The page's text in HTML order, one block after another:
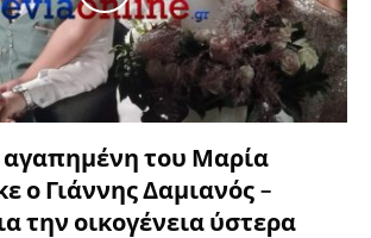
αγαπημένη του Μαρία
ο Γιάννης Δαμιανός –
την οικογένεια ύστερα